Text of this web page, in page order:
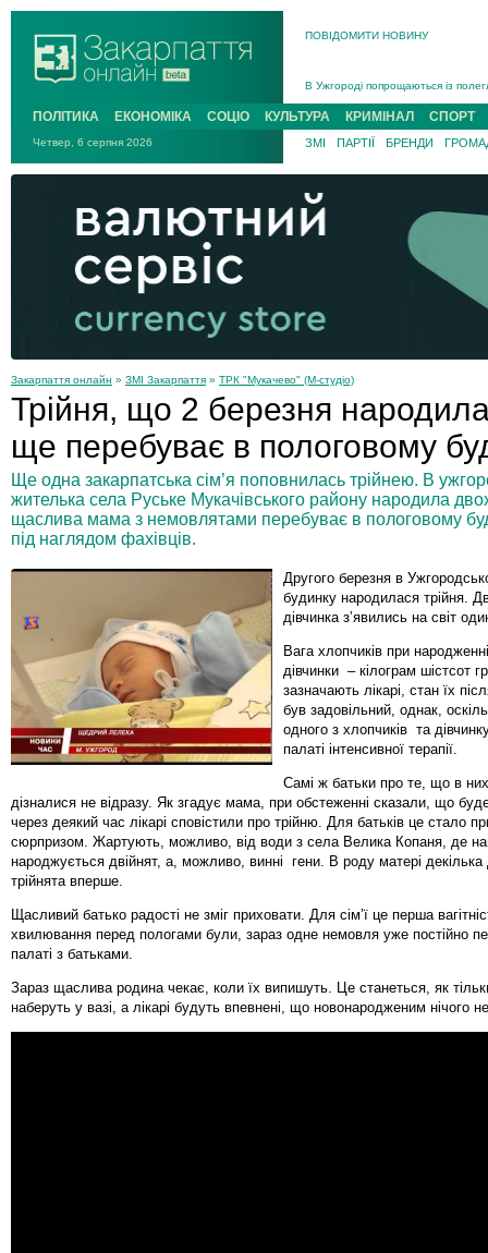
ПОВІДОМИТИ НОВИНУ
В Ужгороді попрощаються із
В Ужгороді 5 серпня
Підтвердили загибель
На війні з рф поліг військовий з
На Хустщині внаслідок ДТП за
Інструктора районного ТЦК на
ПОЛІТИКА ЕКОНОМІКА СОЦІО КУЛЬТУРА КРИМІНАЛ СПОРТ
Четвер, 6 серпня 2026 ЗМІ ПАРТІЇ БРЕНДИ
Закарпаття онлайн » ЗМІ Закарпаття » ТРК "Мукачево" (М-студіо)
Трійня, що 2 березня
ще перебуває в пологовому
Ще одна закарпатська сім’я поповнилась трійнею. В
жителька села Руське Мукачівського району народила
щаслива мама з немовлятами перебуває в пологовому
під наглядом фахівців.
Другого березня в
будинку народилася трійня.
дівчинка з’явились на світ
Вага хлопчиків при
дівчинки – кілограм шістсот
зазначають лікарі, стан їх
був задовільний, однак,
одного з хлопчиків та
палаті інтенсивної терапії.
Самі ж батьки про те, що в
дізналися не відразу. Як згадує мама, при обстеженні сказали, що
через деякий час лікарі сповістили про трійню. Для батьків це стало
сюрпризом. Жартують, можливо, від води з села Велика Копаня, де
народжується двійнят, а, можливо, винні гени. В роду матері декілька
трійнята вперше.
Щасливий батько радості не зміг приховати. Для сім’ї це перша
хвилювання перед пологами були, зараз одне немовля уже постійно
палаті з батьками.
Зараз щаслива родина чекає, коли їх випишуть. Це станеться, як
наберуть у вазі, а лікарі будуть впевнені, що новонародженим нічого